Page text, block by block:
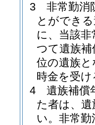
3
非常勤消
とができ
に、当該
つて遺族
位の遺族
時金を受
4
遺族補償
た者は、
い。 非常勤